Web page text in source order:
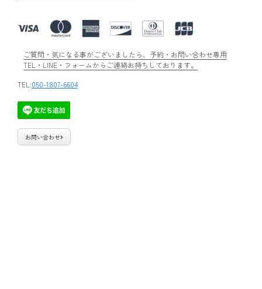
ご質問・気になる事がございましたら、予約・お問い合わせ専用
TEL・LINE・フォームからご連絡お持ちしております。
TEL:050-1807-6604
お問い合わせ